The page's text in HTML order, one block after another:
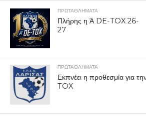
ΠΡΩΤΑΘΛΉΜΑΤΑ
Πλήρης η Ά DE-TOX 26-
27
ΠΡΩΤΑΘΛΉΜΑΤΑ
Εκπνέει η προθεσμία για
TOX